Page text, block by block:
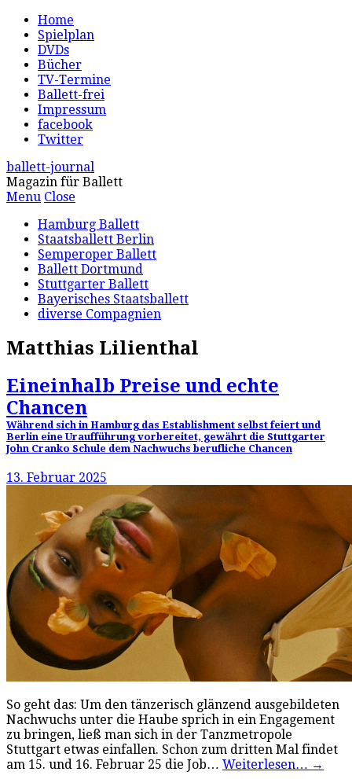
Home
Spielplan
DVDs
Bücher
TV-Termine
Ballett-frei
Impressum
facebook
Twitter
ballett-journal
Magazin für Ballett
Menu Close
Hamburg Ballett
Staatsballett Berlin
Semperoper Ballett
Ballett Dortmund
Stuttgarter Ballett
Bayerisches Staatsballett
diverse Compagnien
Matthias Lilienthal
Eineinhalb Preise und echte
Chancen
Während sich in Hamburg das Establishment selbst feiert und
Berlin eine Uraufführung vorbereitet, gewährt die Stuttgarter
John Cranko Schule dem Nachwuchs berufliche Chancen
13. Februar 2025
So geht das: Um den tänzerisch glänzend ausgebildeten
Nachwuchs unter die Haube sprich in ein Engagement
zu bringen, ließ man sich in der Tanzmetropole
Stuttgart etwas einfallen. Schon zum dritten Mal findet
am 15. und 16. Februar 25 die Job… Weiterlesen… →